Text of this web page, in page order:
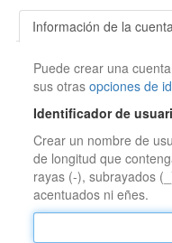
Información de la cuenta
Puede crear una
sus otrasopciones de
Identificador de
Crear un nombre de
de longitud que
rayas (-), subrayados
acentuados ni eñes.